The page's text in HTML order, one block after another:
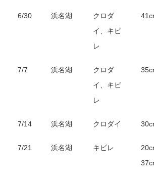
6/30 浜名湖
クロダ
イ、キビ
レ
7/7 浜名湖
クロダ
イ、キビ
レ
7/14 浜名湖 クロダイ
7/21 浜名湖 キビレ